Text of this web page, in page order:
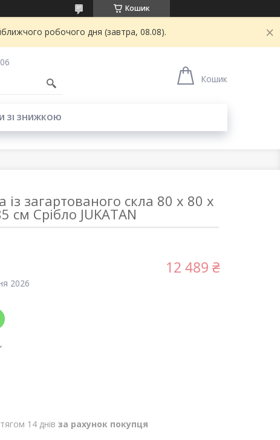
Кошик
робочого дня (завтра, 08.08).
Кошик
ЗІ ЗНИЖКОЮ
із загартованого скла 80 x 80 x
см Срібло JUKATAN
2026
12 489 ₴
14 днів за рахунок покупця